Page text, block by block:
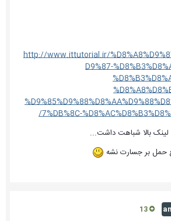
http://www.ittutorial.ir/
D9%87-
7%DB%8C-
حمل بر جسارت نشه